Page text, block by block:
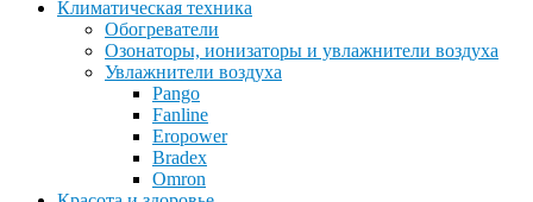
Климатическая техника
Обогреватели
Озонаторы, ионизаторы и увлажнители воздуха
Увлажнители воздуха
Pango
Fanline
Eropower
Bradex
Omron